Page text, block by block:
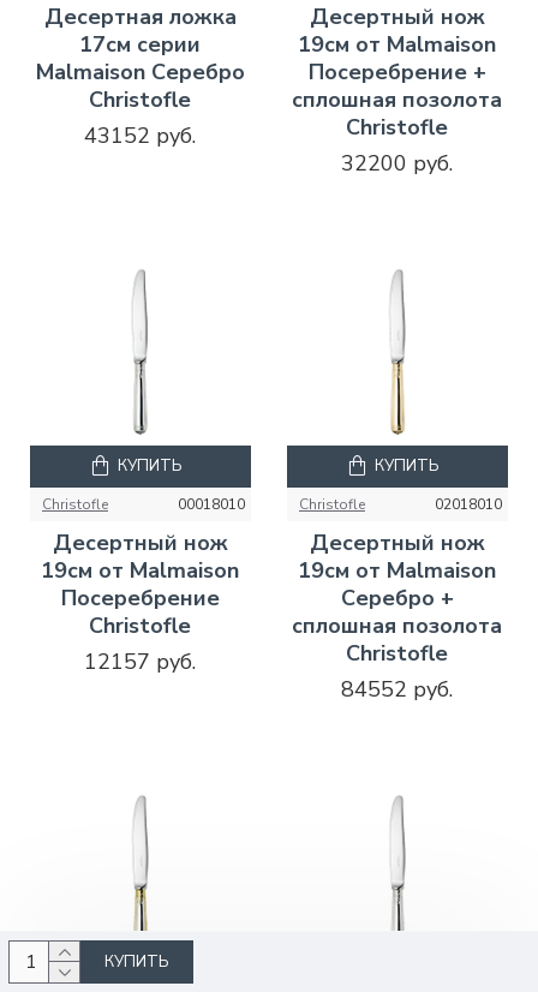
КУПИТЬ
Десертная ложка
17см серии
Malmaison Серебро
Christofle
43152 руб.
Десертный нож
19см от Malmaison
Посеребрение +
сплошная позолота
Christofle
32200 руб.
Christofle 00018010
Десертный нож
19см от Malmaison
Посеребрение
Christofle
12157 руб.
КУПИТЬ
Christofle 02018010
Десертный нож
19см от Malmaison
Серебро +
сплошная позолота
Christofle
84552 руб.
КУПИТЬ